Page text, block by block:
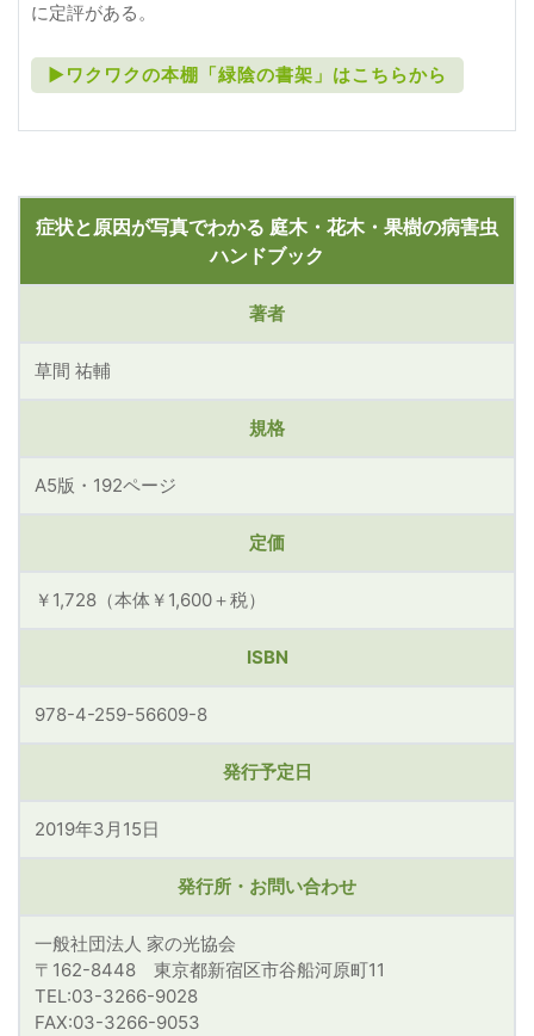
に定評がある。
►ワクワクの本棚「緑陰の書架」はこちらから
症状と原因が写真でわかる 庭木・花木・果樹の病害虫
ハンドブック
著者
草間 祐輔
規格
A5版・192ページ
定価
￥1,728（本体￥1,600＋税）
ISBN
978-4-259-56609-8
発行予定日
2019年3月15日
発行所・お問い合わせ
一般社団法人 家の光協会
〒162-8448 東京都新宿区市谷船河原町11
TEL:03-3266-9028
FAX:03-3266-9053